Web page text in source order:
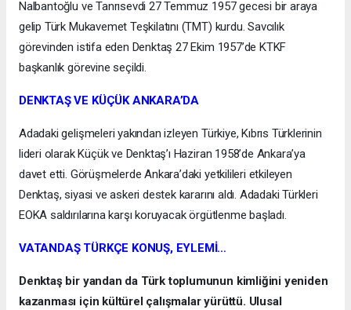
Nalbantoğlu ve Tanrısevdi 27 Temmuz 1957 gecesi bir araya
gelip Türk Mukavemet Teşkilatını (TMT) kurdu. Savcılık
görevinden istifa eden Denktaş 27 Ekim 1957’de KTKF
başkanlık görevine seçildi.
DENKTAŞ VE KÜÇÜK ANKARA’DA
Adadaki gelişmeleri yakından izleyen Türkiye, Kıbrıs Türklerinin
lideri olarak Küçük ve Denktaş’ı Haziran 1958’de Ankara’ya
davet etti. Görüşmelerde Ankara’daki yetkilileri etkileyen
Denktaş, siyasi ve askeri destek kararını aldı. Adadaki Türkleri
EOKA saldırılarına karşı koruyacak örgütlenme başladı.
VATANDAŞ TÜRKÇE KONUŞ, EYLEMİ…
Denktaş bir yandan da Türk toplumunun kimliğini yeniden
kazanması için kültürel çalışmalar yürüttü. Ulusal